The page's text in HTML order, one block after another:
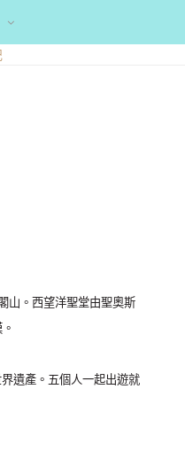
山。西望洋聖堂由聖奧斯
遺產。五個人一起出遊就